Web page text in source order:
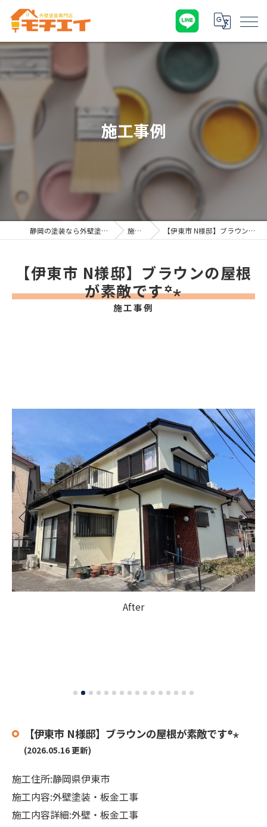
施工事例
静岡の塗装なら外壁塗装専門店 モチエイ 施工事例 【伊東市 N様邸】ブラウンの屋根が素敵です꙳⋆
施工事例
【伊東市 N様邸】ブラウンの屋根
が素敵です꙳⋆
After
【伊東市 N様邸】ブラウンの屋根が素敵です꙳⋆
(2026.05.16 更新)
施工住所:静岡県伊東市
施工内容:外壁塗装・板金工事
施工内容詳細:外壁・板金工事